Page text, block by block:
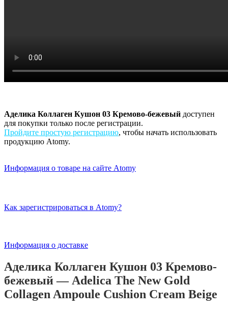
Аделика Коллаген Кушон 03 Кремово-бежевый доступен
для покупки только после регистрации.
Пройдите простую регистрацию, чтобы начать использовать
продукцию Atomy.
Информация о товаре на сайте Atomy
Как зарегистрироваться в Atomy?
Информация о доставке
Аделика Коллаген Кушон 03 Кремово-
бежевый — Adelica The New Gold
Collagen Ampoule Cushion Cream Beige